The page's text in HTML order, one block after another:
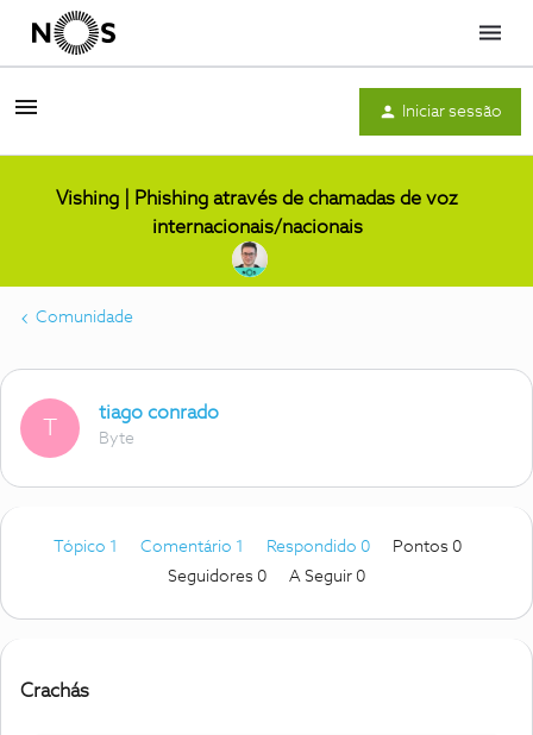
Menu
Iniciar sessão
Vishing | Phishing através de chamadas de voz
internacionais/nacionais
Comunidade
tiago conrado
Byte
Tópico 1 Comentário 1 Respondido 0
Pontos 0
Seguidores 0 A Seguir 0
Crachás